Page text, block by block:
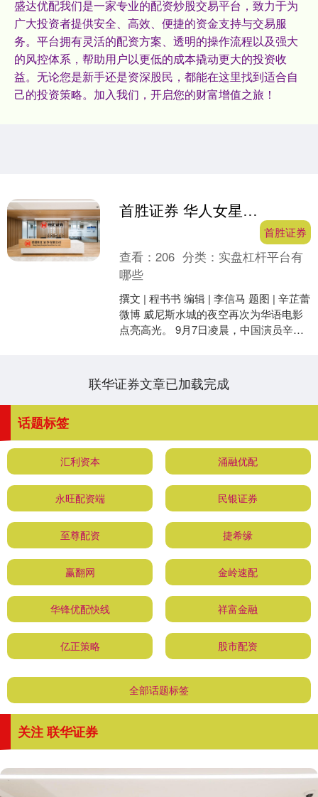
盛达优配我们是一家专业的配资炒股交易平台，致力于为
广大投资者提供安全、高效、便捷的资金支持与交易服
务。平台拥有灵活的配资方案、透明的操作流程以及强大
的风控体系，帮助用户以更低的成本撬动更大的投资收
益。无论您是新手还是资深股民，都能在这里找到适合自
己的投资策略。加入我们，开启您的财富增值之旅！
首胜证券 华人女星的国际突围史
首胜证券
查看：206 分类： 实盘杠杆平台有
哪些
撰文 | 程书书 编辑 | 李信马 题图 | 辛芷蕾
微博 威尼斯水城的夜空再次为华语电影
点亮高光。 9月7日凌晨，中国演员辛芷
联华证券文章已加载完成
话题标签
汇利资本 涌融优配
永旺配资端 民银证券
至尊配资 捷希缘
赢翻网 金岭速配
华锋优配快线 祥富金融
亿正策略 股市配资
全部话题标签
关注 联华证券